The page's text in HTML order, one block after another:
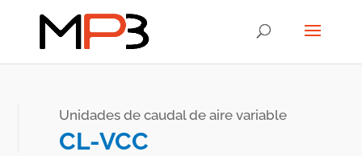
Unidades de caudal de aire variable
CL-VCC